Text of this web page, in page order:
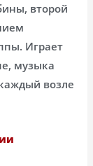
второй
Играет
музыка
возле